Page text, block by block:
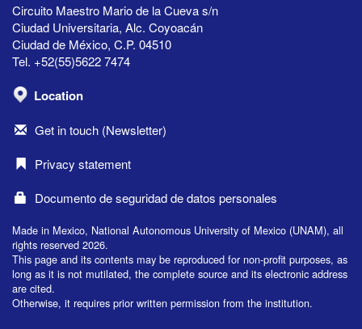
Circuito Maestro Mario de la Cueva s/n
Ciudad Universitaria, Alc. Coyoacán
Ciudad de México, C.P. 04510
Tel. +52(55)5622 7474
Location
Get in touch (Newsletter)
Privacy statement
Documento de seguridad de datos personales
Made in Mexico, National Autonomous University of Mexico (UNAM), all
rights reserved 2026.
This page and its contents may be reproduced for non-profit purposes, as
long as it is not mutilated, the complete source and its electronic address
are cited.
Otherwise, it requires prior written permission from the institution.